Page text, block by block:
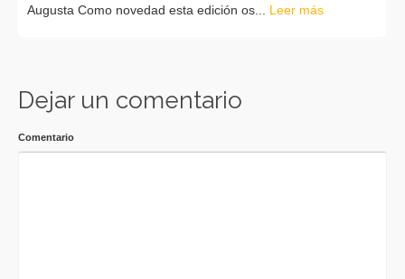
Augusta Como novedad esta edición os... Leer más
Dejar un comentario
Comentario